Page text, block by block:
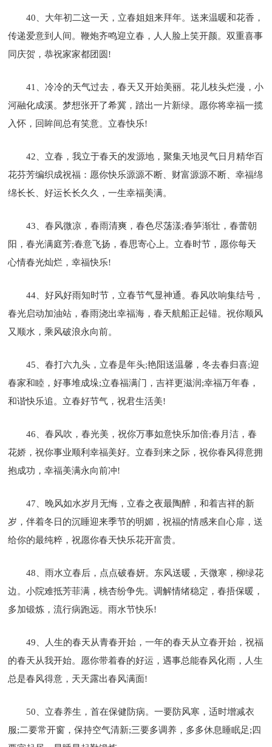
40、大年初二这一天，立春姐姐来拜年。送来温暖和花香，
传递爱意到人间。鞭炮齐鸣迎立春，人人脸上笑开颜。双重喜事
同庆贺，恭祝家家都团圆!
41、冷冷的天气过去，春天又开始美丽。花儿枝头烂漫，小
河融化成溪。梦想张开了希冀，踏出一片新绿。愿你将幸福一揽
入怀，回眸间总有笑意。立春快乐!
42、立春，我立于春天的发源地，聚集天地灵气日月精华百
花芬芳编织成祝福：愿你快乐源源不断、财富源源不断、幸福绵
绵长长、好运长长久久，一生幸福美满。
43、春风微凉，春雨清爽，春色尽荡漾;春笋渐壮，春蕾朝
阳，春光满庭芳;春意飞扬，春思寄心上。立春时节，愿你每天
心情春光灿烂，幸福快乐!
44、好风好雨知时节，立春节气显神通。春风吹响集结号，
春光启动加油站，春雨浇出幸福海，春天航船正起锚。祝你顺风
又顺水，乘风破浪永向前。
45、春打六九头，立春是年头;艳阳送温馨，冬去春归喜;迎
春家和睦，好事堆成垛;立春福满门，吉祥更滋润;幸福万年春，
和谐快乐追。立春好节气，祝君生活美!
46、春风吹，春光美，祝你万事如意快乐加倍;春月洁，春
花娇，祝你事业顺利幸福美好。立春到来之际，祝你春风得意拥
抱成功，幸福美满永向前冲!
47、晚风如水岁月无悔，立春之夜最陶醉，和着吉祥的新
岁，伴着冬日的沉睡迎来季节的明媚，祝福的情感来自心扉，送
给你的最纯粹，祝愿你春天快乐花开富贵。
48、雨水立春后，点点破春妍。东风送暖，天微寒，柳绿花
边。小院难抵芳菲满，桃杏纷争先。调解情绪稳定，春捂保暖，
多加锻炼，流行病跑远。雨水节快乐!
49、人生的春天从青春开始，一年的春天从立春开始，祝福
的春天从我开始。愿你带着春的好运，遇事总能春风化雨，人生
总是春风得意，天天露出春风满面!
50、立春养生，首在保健防病。一要防风寒，适时增减衣
服;二要常开窗，保持空气清新;三要多调养，多多休息睡眠足;四